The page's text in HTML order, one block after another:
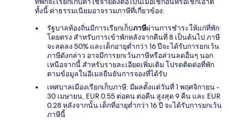
ทั้งนี้ ค่าธรรมเนียมอาจรวมภาษีที่เกี่ยวข้อง:
รัฐบาลท้องถิ่นมีการเรียกเก็บภาษีผ่านการชำระให้แก่ที่พัก
โดยตรง สำหรับการเข้าพักหลังจากคืนที่ 8 เป็นต้นไป ภาษี
จะลดลง 50% และเด็กอายุต่ำกว่า 16 ปีจะได้รับการยกเว้น
ภาษีดังกล่าว อาจมีการยกเว้นภาษีหรือส่วนลดอื่นๆ นอก
เหนือจากนี้ สำหรับรายละเอียดเพิ่มเติม โปรดติดต่อที่พัก
ตามข้อมูลในอีเมลยืนยันการจองที่ได้รับ
เทศบาลเมืองเรียกเก็บภาษี: มีผลตั้งแต่วันที่ 1 พฤศจิกายน -
30 เมษายน, EUR 0.55 ต่อคน ต่อคืน สูงสุด 9 คืน และ EUR
0.28 หลังจากนั้น เด็กที่อายุต่ำกว่า 16 ปี จะได้รับการยกเว้น
ภาษีนี้